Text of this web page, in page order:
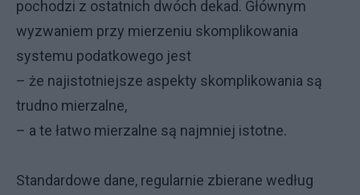
pochodzi z ostatnich dwóch dekad. Głównym
wyzwaniem przy mierzeniu skomplikowania
systemu podatkowego jest
– że najistotniejsze aspekty skomplikowania są
trudno mierzalne,
– a te łatwo mierzalne są najmniej istotne.
Standardowe dane, regularnie zbierane według